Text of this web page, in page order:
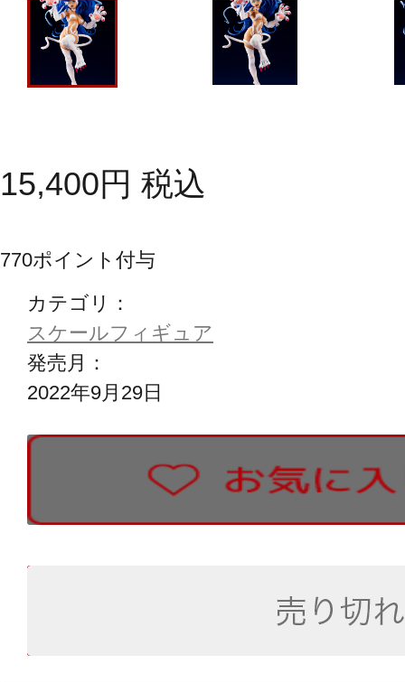
15,400円 税込
770ポイント付与
カテゴリ：
スケールフィギュア
発売月：
2022年9月29日